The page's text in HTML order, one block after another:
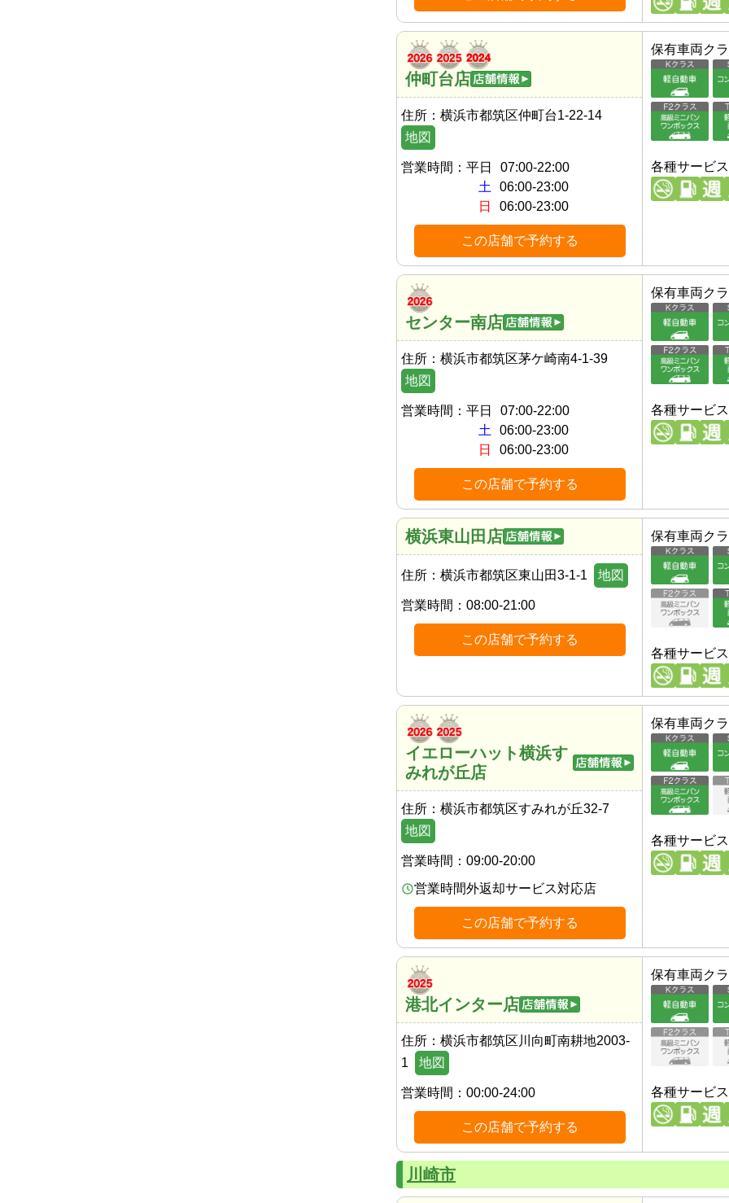
仲町台店
住所： 横浜市都筑区仲町台1-22-14
地図
営業時間： 平日
07:00-22:00
土
06:00-23:00
日
06:00-23:00
この店舗で予約する
保有車両ク
各種サービス
センター南店
住所： 横浜市都筑区茅ケ崎南4-1-39
地図
営業時間： 平日
07:00-22:00
土
06:00-23:00
日
06:00-23:00
この店舗で予約する
保有車両ク
各種サービス
横浜東山田店
住所： 横浜市都筑区東山田3-1-1 地図
営業時間： 08:00-21:00
この店舗で予約する
保有車両ク
各種サービス
イエローハット横浜す
みれが丘店
住所： 横浜市都筑区すみれが丘32-7
地図
営業時間： 09:00-20:00
営業時間外返却サービス対応店
この店舗で予約する
保有車両ク
各種サービス
港北インター店
住所： 横浜市都筑区川向町南耕地2003-
1
地図
営業時間： 00:00-24:00
この店舗で予約する
保有車両ク
各種サービス
川崎市